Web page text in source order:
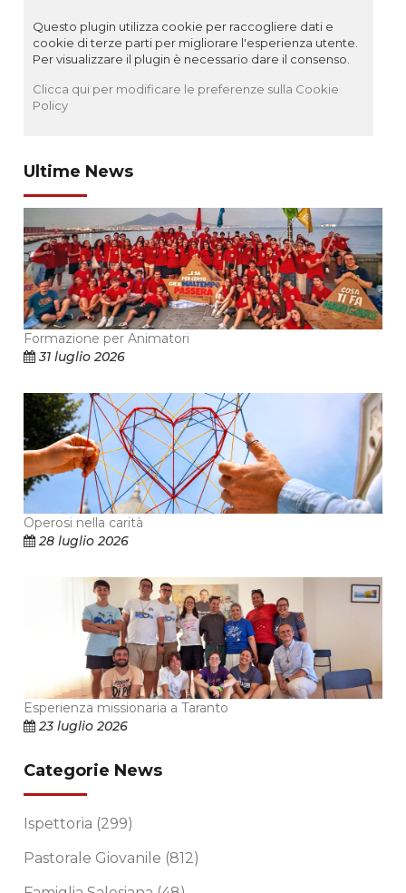
Questo plugin utilizza cookie per raccogliere dati e
cookie di terze parti per migliorare l'esperienza utente.
Per visualizzare il plugin è necessario dare il consenso.
Clicca qui per modificare le preferenze sulla Cookie
Policy
Ultime News
Formazione per Animatori
31 luglio 2026
Operosi nella carità
28 luglio 2026
Esperienza missionaria a Taranto
23 luglio 2026
Categorie News
Ispettoria (299)
Pastorale Giovanile (812)